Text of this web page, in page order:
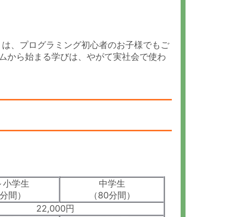
、プログラミング初心者のお子様でもご
から始まる学びは、やがて実社会で使わ
小学生
間）
中学生
（80分間）
22,000円